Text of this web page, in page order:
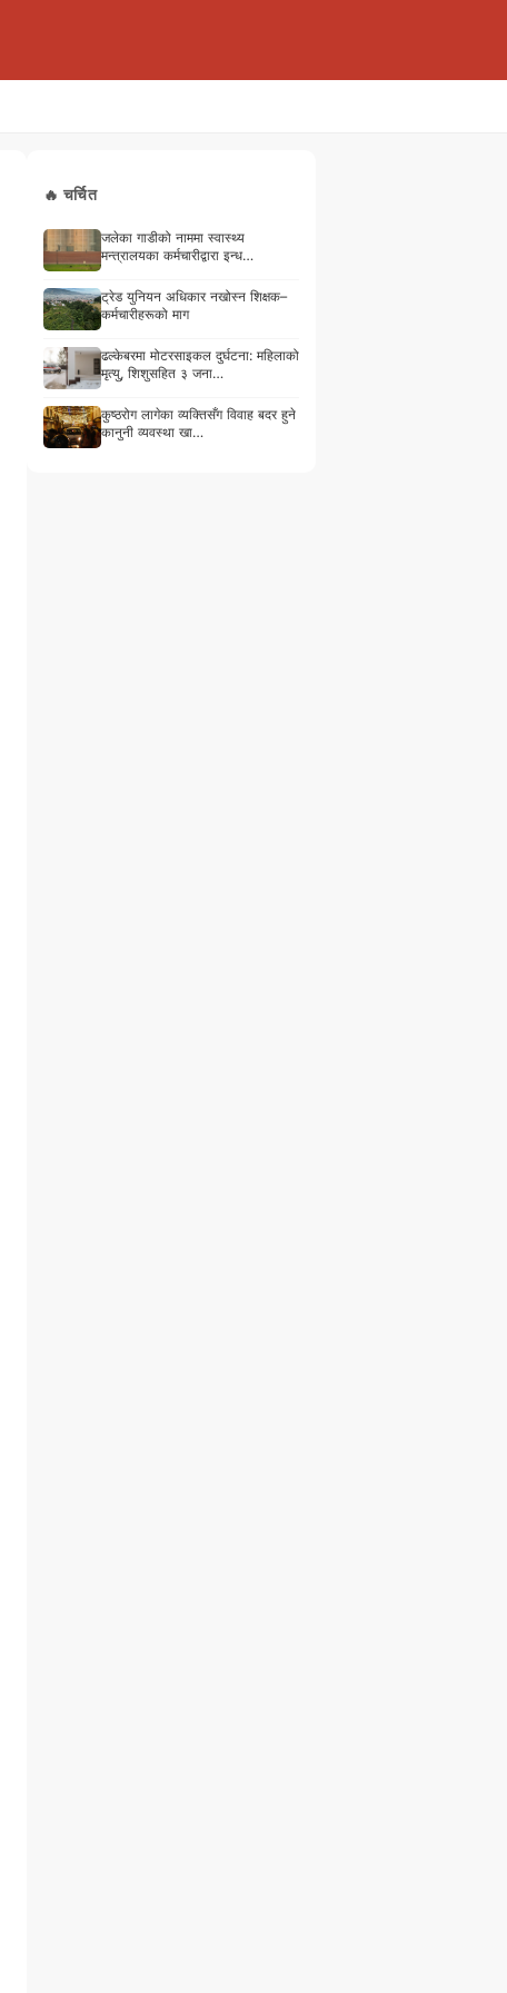
🔥 चर्चित
जलेका गाडीको नाममा स्वास्थ्य
मन्त्रालयका कर्मचारीद्वारा इन्ध…
ट्रेड युनियन अधिकार नखोस्न शिक्षक–
कर्मचारीहरूको माग
ढल्केबरमा मोटरसाइकल दुर्घटना: महिलाको
मृत्यु, शिशुसहित ३ जना…
कुष्ठरोग लागेका व्यक्तिसँग विवाह बदर हुने
कानुनी व्यवस्था खा…